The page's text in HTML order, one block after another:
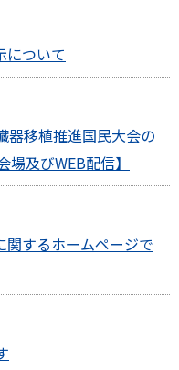
について
器移植推進国民大会の
及びWEB配信】
するホームページで